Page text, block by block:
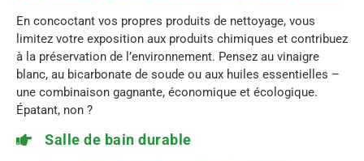
En concoctant vos propres produits de nettoyage, vous
limitez votre exposition aux produits chimiques et contribuez
à la préservation de l’environnement. Pensez au vinaigre
blanc, au bicarbonate de soude ou aux huiles essentielles –
une combinaison gagnante, économique et écologique.
Épatant, non ?
Salle de bain durable